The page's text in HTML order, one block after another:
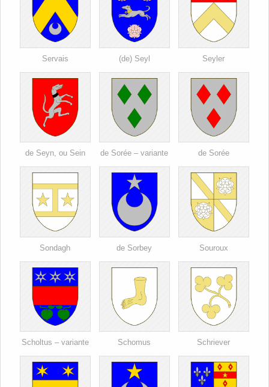
Servais (de) Seyl Seyler
de Seyn, ou Sein de Sorée – variante de Sorée
Sondagh de Sorbey Souroux
Scholtus – variante Schomus Schriever